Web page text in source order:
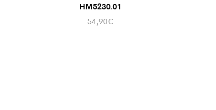
HM5230.01
54,90€